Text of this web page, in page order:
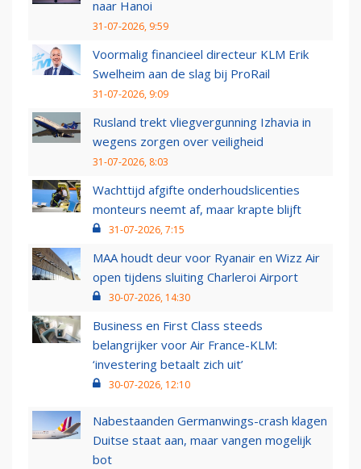
naar Hanoi
31-07-2026, 9:59
Voormalig financieel directeur KLM Erik
Swelheim aan de slag bij ProRail
31-07-2026, 9:09
Rusland trekt vliegvergunning Izhavia in
wegens zorgen over veiligheid
31-07-2026, 8:03
Wachttijd afgifte onderhoudslicenties
monteurs neemt af, maar krapte blijft
31-07-2026, 7:15
MAA houdt deur voor Ryanair en Wizz Air
open tijdens sluiting Charleroi Airport
30-07-2026, 14:30
Business en First Class steeds
belangrijker voor Air France-KLM:
‘investering betaalt zich uit’
30-07-2026, 12:10
Nabestaanden Germanwings-crash klagen
Duitse staat aan, maar vangen mogelijk
bot